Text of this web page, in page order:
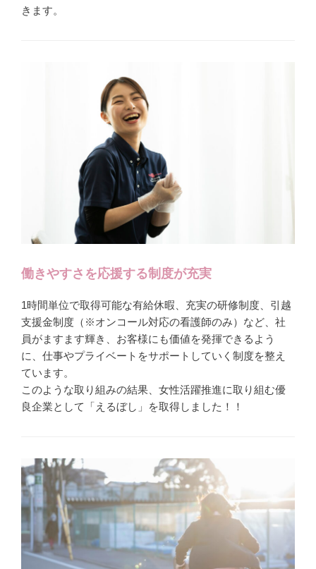
きます。
働きやすさを応援する制度が充実
1時間単位で取得可能な有給休暇、充実の研修制度、引越
支援金制度（※オンコール対応の看護師のみ）など、社
員がますます輝き、お客様にも価値を発揮できるよう
に、仕事やプライベートをサポートしていく制度を整え
ています。
このような取り組みの結果、女性活躍推進に取り組む優
良企業として「えるぼし」を取得しました！！